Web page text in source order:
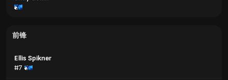
前锋
Ellis Spikner
#7